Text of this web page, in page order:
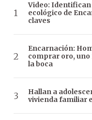
Video: Identifican
ecológico de
claves
Encarnación:
comprar oro, uno
la boca
Hallan a
vivienda familiar